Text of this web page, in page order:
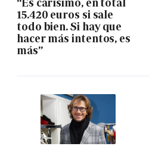
15.420 euros si sale
todo bien. Si hay que
hacer más intentos, es
más”